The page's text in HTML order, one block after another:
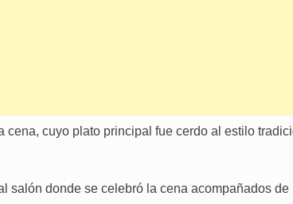
cuyo plato principal fue cerdo al estilo
salón donde se celebró la cena acompañados de